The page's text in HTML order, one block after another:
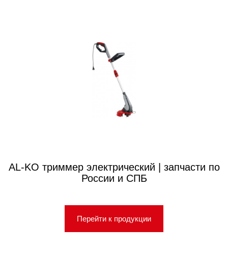
AL-KO триммер электрический | запчасти по
России и СПБ
Перейти к продукции